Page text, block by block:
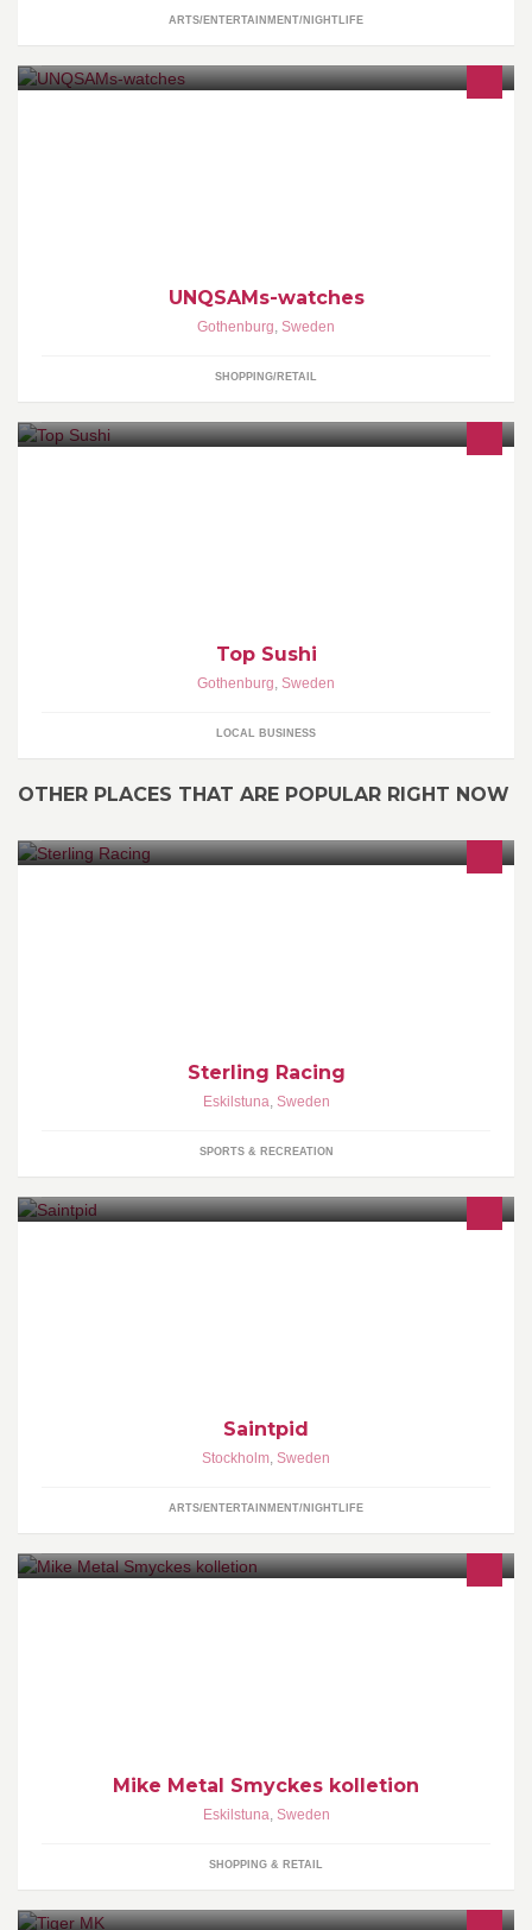
ARTS/ENTERTAINMENT/NIGHTLIFE
UNQSAMs-watches
Gothenburg, Sweden
SHOPPING/RETAIL
Top Sushi
Gothenburg, Sweden
LOCAL BUSINESS
OTHER PLACES THAT ARE POPULAR RIGHT NOW
Sterling Racing
Eskilstuna, Sweden
SPORTS & RECREATION
Saintpid
Stockholm, Sweden
ARTS/ENTERTAINMENT/NIGHTLIFE
Mike Metal Smyckes kolletion
Eskilstuna, Sweden
SHOPPING & RETAIL